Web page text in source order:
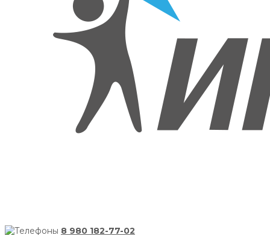
8 980 182-77-02